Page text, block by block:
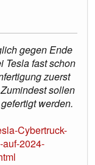
gegen Ende
Tesla fast schon
zuerst
sollen
werden.
Cybertruck-
2024-